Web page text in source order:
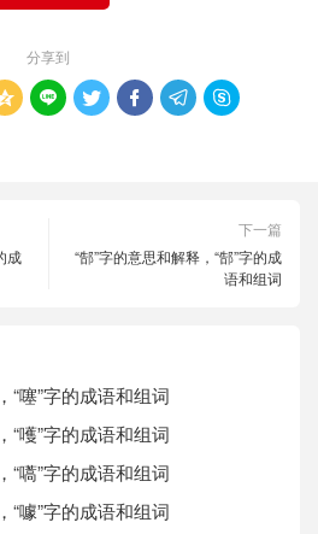
分享到
    
成
下一篇
“郜”字的意思和解释，“郜”字的成
语和组词
“噻”字的成语和组词
“嚄”字的成语和组词
“嚆”字的成语和组词
“噱”字的成语和组词